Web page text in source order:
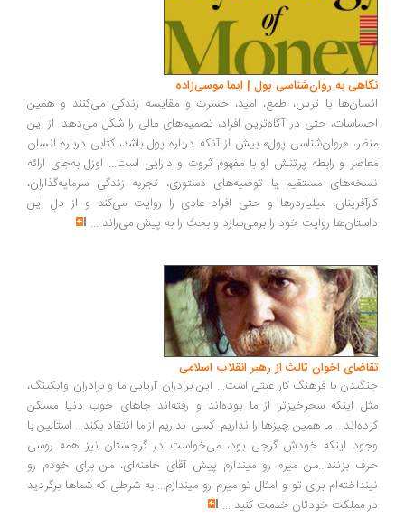
به روان‌شناسی پول | ایما موسی‌زاده
با ترس، طمع، امید، حسرت و مقایسه زندگی می‌کنند و همین
حتی در آگاه‌ترین افراد، تصمیم‌های مالی را شکل می‌دهد. از این
«روان‌شناسی پول» بیش از آنکه درباره پول باشد، کتابی درباره انسان
و رابطه پرتنش او با مفهوم ثروت و دارایی است... اوزل به‌جای ارائه
مستقیم یا توصیه‌های دستوری، تجربه زندگی سرمایه‌گذاران،
میلیاردرها و حتی افراد عادی را روایت می‌کند و از دل این
روایت خود را برمی‌سازد و بحث را به پیش می‌راند ...
اخوان ثالث از رهبر انقلاب اسلامی
با فرهنگ کار عبثی است... این برادران آریایی ما و برادران وایکینگ،
اینکه سحرخیزتر از ما بوده‌اند و رفته‌اند جاهای خوب دنیا مسکن
ما همین چیزها را نداریم. کسی نداریم از ما انتقاد بکند... استالین با
اینکه خودش گرجی بود، می‌خواست در گرجستان نیز همه روسی
بزنند...من میرم رو میندازم پیش آقای خامنه‌ای، من برای خودم رو
برای تو و امثال تو میرم رو میندازم... به شرطی که شماها برگردید
مملکت خودتان خدمت کنید...